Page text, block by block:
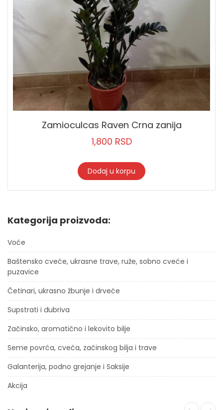
Zamioculcas Raven Crna zanija
1,800 RSD
Dodaj u korpu
Kategorija proizvoda:
Voće
Baštensko cveće, ukrasne trave, ruže, sobno cveće i
puzavice
Četinari, ukrasno žbunje i drveće
Supstrati i đubriva
Začinsko, aromatično i lekovito bilje
Seme povrća, cveća, začinskog bilja i trave
Galanterija, podno grejanje i Saksije
Akcija